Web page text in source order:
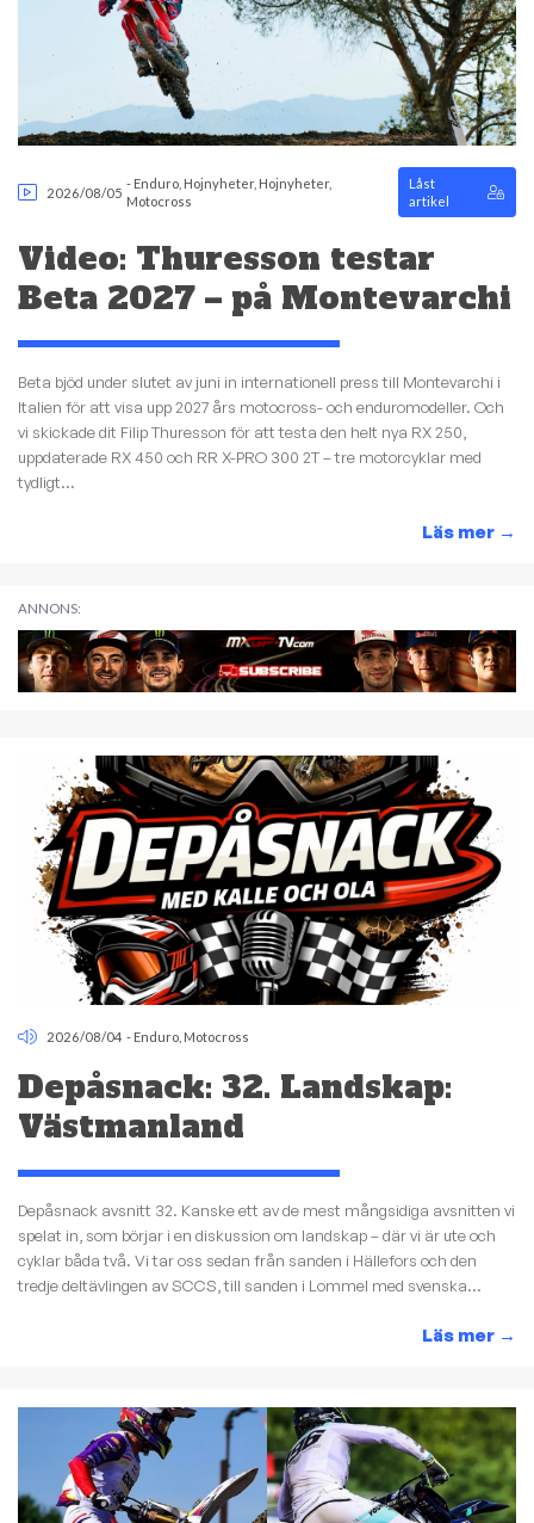
2026/08/05
- Enduro Hojnyheter, Hojnyheter,
Motocross
Låst
artikel
Video: Thuresson testar
Beta 2027 – på Montevarchi
Beta bjöd under slutet av juni in internationell press till Montevarchi i
Italien för att visa upp 2027 års motocross- och enduromodeller. Och
vi skickade dit Filip Thuresson för att testa den helt nya RX 250,
uppdaterade RX 450 och RR X-PRO 300 2T – tre motorcyklar med
tydligt...
Läs mer →
ANNONS:
2026/08/04 - Enduro Motocross
Depåsnack: 32. Landskap:
Västmanland
Depåsnack avsnitt 32. Kanske ett av de mest mångsidiga avsnitten vi
spelat in, som börjar i en diskussion om landskap – där vi är ute och
cyklar båda två. Vi tar oss sedan från sanden i Hällefors och den
tredje deltävlingen av SCCS, till sanden i Lommel med svenska...
Läs mer →